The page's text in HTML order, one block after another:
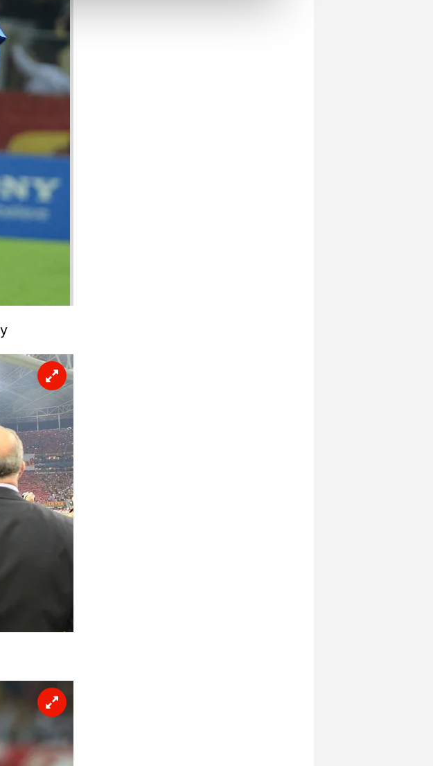
üçüncü kişilere ait çerezler kullanılmaktadır. Bu
çerezler bilgi toplumu hizmetlerinin sunulması
ve kişiselleştirilmesi ve sizlere yönelik
rızanız dahilinde kullanılacaktır.
Çerezlere ilişkin detaylı bilgi için Ayarlar
Metnimizi okumak ve sitemizde ilgili
tıklayınız.